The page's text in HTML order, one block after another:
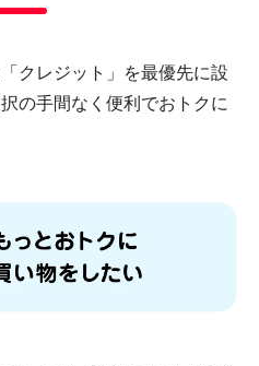
クレジット」を最優先に設
の手間なく便利でおトクに